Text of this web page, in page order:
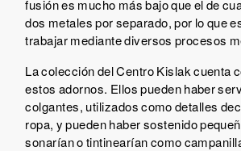
fusión es mucho más bajo que el de
dos metales por separado, por lo que
trabajar mediante diversos procesos
La colección del Centro Kislak cuenta
estos adornos. Ellos pueden haber
colgantes, utilizados como detalles
ropa, y pueden haber sostenido
sonarían o tintinearían como